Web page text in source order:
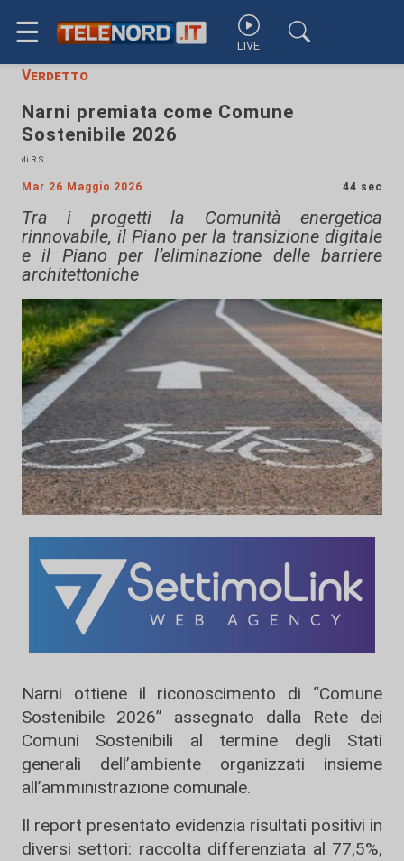
☰ LIVE
Verdetto
Narni premiata come Comune
Sostenibile 2026
di R.S.
Mar 26 Maggio 2026 44 sec
Tra i progetti la Comunità energetica
rinnovabile, il Piano per la transizione digitale
e il Piano per l’eliminazione delle barriere
architettoniche
Narni ottiene il riconoscimento di “Comune
Sostenibile 2026” assegnato dalla Rete dei
Comuni Sostenibili al termine degli Stati
generali dell’ambiente organizzati insieme
all’amministrazione comunale.
Il report presentato evidenzia risultati positivi in
diversi settori: raccolta differenziata al 77,5%,